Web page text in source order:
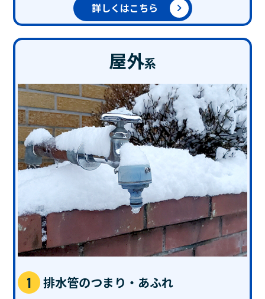
詳しくはこちら
屋外系
排水管のつまり・あふれ